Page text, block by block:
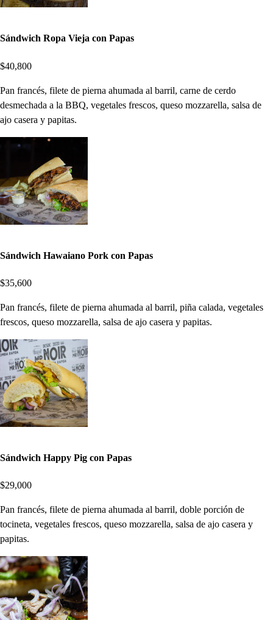
Sándwich Ropa Vieja con Papas
$40,800
Pan francés, filete de pierna ahumada al barril, carne de cerdo
desmechada a la BBQ, vegetales frescos, queso mozzarella, salsa de
ajo casera y papitas.
Sándwich Hawaiano Pork con Papas
$35,600
Pan francés, filete de pierna ahumada al barril, piña calada, vegetales
frescos, queso mozzarella, salsa de ajo casera y papitas.
Sándwich Happy Pig con Papas
$29,000
Pan francés, filete de pierna ahumada al barril, doble porción de
tocineta, vegetales frescos, queso mozzarella, salsa de ajo casera y
papitas.